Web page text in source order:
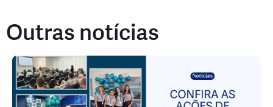
Outras notícias